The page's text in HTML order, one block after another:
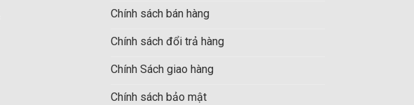
Chính sách bán hàng
Chính sách đổi trả hàng
Chính Sách giao hàng
Chính sách bảo mật